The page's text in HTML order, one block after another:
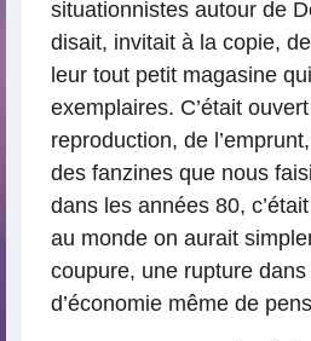
situationnistes autour de
disait, invitait à la copie,
leur tout petit magasine
exemplaires. C’était
reproduction, de
des fanzines que nous
dans les années 80,
au monde on aurait
coupure, une rupture
d’économie même de